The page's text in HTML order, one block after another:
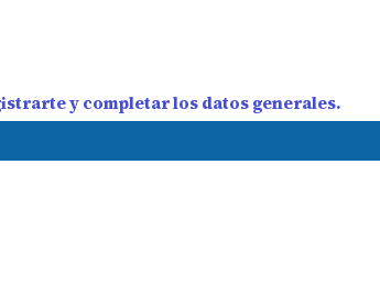
y completar los datos generales.